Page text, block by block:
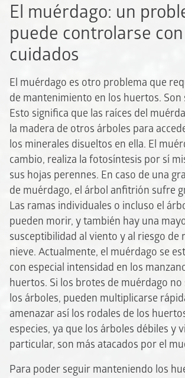
El muérdago: un
puede controlarse con
cuidados
El muérdago es otro problema que
de mantenimiento en los huertos. Son
Esto significa que las raíces del
la madera de otros árboles para
los minerales disueltos en ella. El
cambio, realiza la fotosíntesis por sí
sus hojas perennes. En caso de una
de muérdago, el árbol anfitrión sufre
Las ramas individuales o incluso el
pueden morir, y también hay una
susceptibilidad al viento y al riesgo de
nieve. Actualmente, el muérdago se
con especial intensidad en los
huertos. Si los brotes de muérdago no
los árboles, pueden multiplicarse
amenazar así los rodales de los
especies, ya que los árboles débiles y
particular, son más atacados por el
Para poder seguir manteniendo los